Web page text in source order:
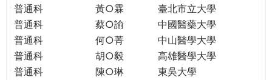
TOMORROW
PUTTING
YOU
THE
普通科
黃○霖
臺北市立大學
普通科
蔡○諭
中國醫藥大學
普通科
何○菁
中山醫學大學
普通科
胡○毅
高雄醫學大學
普通科
陳○琳
東吳大學